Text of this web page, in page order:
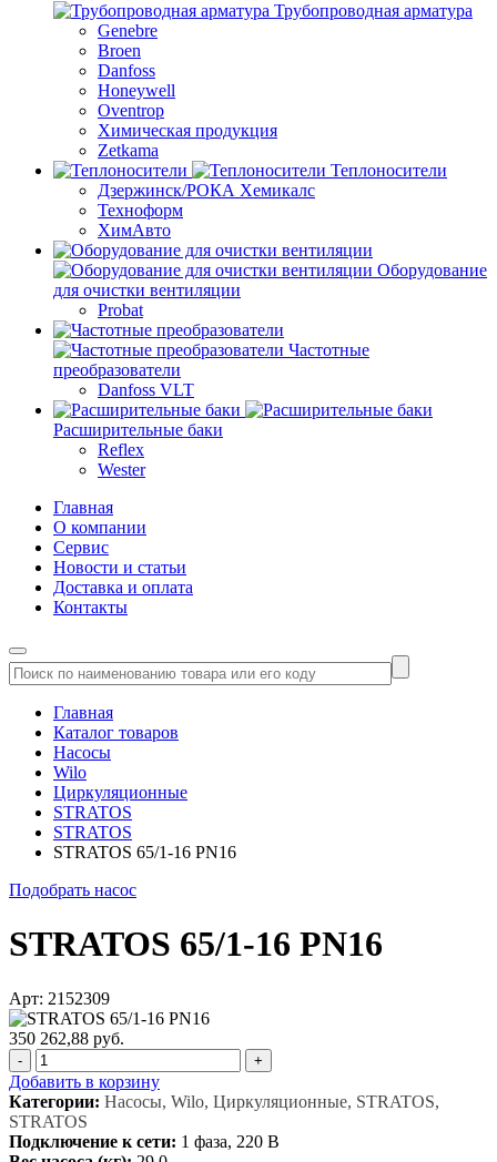
Трубопроводная арматура
Genebre
Broen
Danfoss
Honeywell
Oventrop
Химическая продукция
Zetkama
Теплоносители
Дзержинск/РОКА Хемикалс
Техноформ
ХимАвто
Оборудование
для очистки вентиляции
Probat
Частотные
преобразователи
Danfoss VLT
Расширительные баки
Reflex
Wester
Главная
О компании
Сервис
Новости и статьи
Доставка и оплата
Контакты
Главная
Каталог товаров
Насосы
Wilo
Циркуляционные
STRATOS
STRATOS
STRATOS 65/1-16 PN16
Подобрать насос
STRATOS 65/1-16 PN16
Арт: 2152309
350 262,88 руб.
- +
Добавить в корзину
Категории: Насосы, Wilo, Циркуляционные, STRATOS,
STRATOS
Подключение к сети: 1 фаза, 220 В